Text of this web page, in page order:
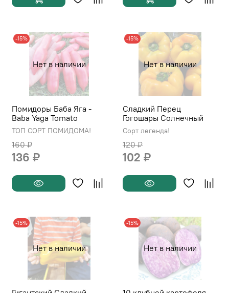
Нет в наличии
-15%
Помидоры Баба Яга -
Baba Yaga Tomato
ТОП СОРТ ПОМИДОМА!
160 ₽
136 ₽
Нет в наличии
-15%
Сладкий Перец
Гогошары Солнечный
Сорт легенда!
120 ₽
102 ₽
Нет в наличии
-15%
Нет в наличии
-15%